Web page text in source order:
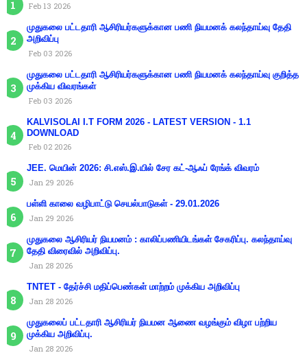
Feb 13 2026
முதுகலை பட்டதாரி ஆசிரியர்களுக்கான பணி நியமனக் கலந்தாய்வு தேதி
அறிவிப்பு
Feb 03 2026
முதுகலை பட்டதாரி ஆசிரியர்களுக்கான பணி நியமனக் கலந்தாய்வு குறித்த
முக்கிய விவரங்கள்
Feb 03 2026
KALVISOLAI I.T FORM 2026 - LATEST VERSION - 1.1
DOWNLOAD
Feb 02 2026
JEE. மெயின் 2026: சி.எஸ்.இ.யில் சேர கட்-ஆஃப் ரேங்க் விவரம்
Jan 29 2026
பள்ளி காலை வழிபாட்டு செயல்பாடுகள் - 29.01.2026
Jan 29 2026
முதுகலை ஆசிரியர் நியமனம் : காலிப்பணியிடங்கள் சேகரிப்பு. கலந்தாய்வு
தேதி விரைவில் அறிவிப்பு.
Jan 28 2026
TNTET - தேர்ச்சி மதிப்பெண்கள் மாற்றம் முக்கிய அறிவிப்பு
Jan 28 2026
முதுகலைப் பட்டதாரி ஆசிரியர் நியமன ஆணை வழங்கும் விழா பற்றிய
முக்கிய அறிவிப்பு.
Jan 28 2026